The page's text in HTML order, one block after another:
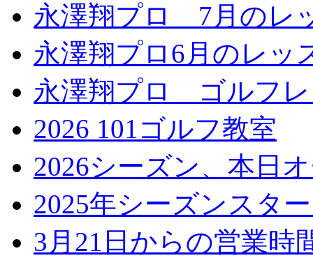
永澤翔プロ 7月のレ
永澤翔プロ6月のレッ
永澤翔プロ ゴルフ
2026 101ゴルフ教室
2026シーズン、本日
2025年シーズンスタ
3月21日からの営業時